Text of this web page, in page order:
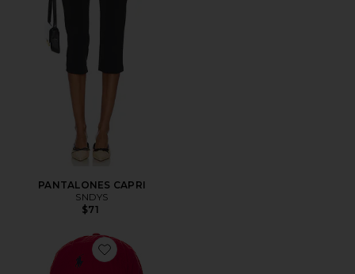
PANTALONES CAPRI
SNDYS
$71
Favorite SOMBRERO